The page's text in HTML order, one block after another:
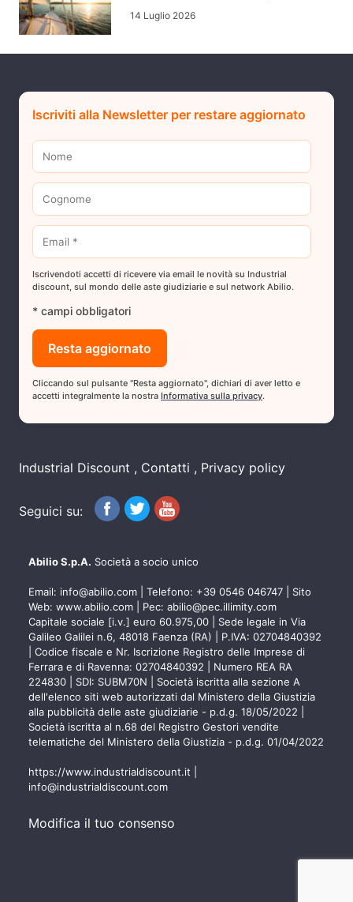
14 Luglio 2026
Iscriviti alla Newsletter per restare aggiornato
Iscrivendoti accetti di ricevere via email le novità su Industrial
discount, sul mondo delle aste giudiziarie e sul network Abilio.
* campi obbligatori
Cliccando sul pulsante "Resta aggiornato", dichiari di aver letto e
accetti integralmente la nostra Informativa sulla privacy.
Industrial Discount Contatti Privacy policy
Seguici su:
Abilio S.p.A. Società a socio unico
Email: info@abilio.com | Telefono: +39 0546 046747 | Sito
Web: www.abilio.com | Pec: abilio@pec.illimity.com
Capitale sociale [i.v.] euro 60.975,00 | Sede legale in Via
Galileo Galilei n.6, 48018 Faenza (RA) | P.IVA: 02704840392
| Codice fiscale e Nr. Iscrizione Registro delle Imprese di
Ferrara e di Ravenna: 02704840392 | Numero REA RA
224830 | SDI: SUBM70N | Società iscritta alla sezione A
dell'elenco siti web autorizzati dal Ministero della Giustizia
alla pubblicità delle aste giudiziarie - p.d.g. 18/05/2022 |
Società iscritta al n.68 del Registro Gestori vendite
telematiche del Ministero della Giustizia - p.d.g. 01/04/2022
https://www.industrialdiscount.it
info@industrialdiscount.com
Modifica il tuo consenso